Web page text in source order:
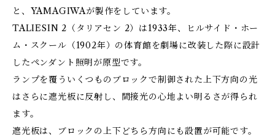
と、YAMAGIWAが製作をしています。
TALIESIN 2（タリアセン 2）は1933年、ヒルサイド・ホー
ム・スクール（1902年）の体育館を劇場に改装した際に設計
したペンダント照明が原型です。
ランプを覆ういくつものブロックで制御された上下方向の光
はさらに遮光板に反射し、間接光の心地よい明るさが得られ
ます。
遮光板は、ブロックの上下どちら方向にも設置が可能です。